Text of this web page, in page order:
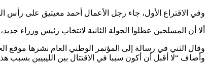
وفي الاقتراع الأول، جاء رجل الأعمال أحمد معيتيق على
ألا أن المسلحين عطلوا الجولة الثانية لانتخاب رئيس وزراء جديد، خلفا لعبد الله الثني
وقال الثني في رسالة إلى المؤتمر الوطني العام نشرها موقع
وأضاف “لا أقبل أن أكون سببا في الاقتتال بين الليبيين بسبب